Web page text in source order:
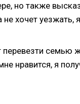
но также
хочет уезжать,
перевезти семью
нравится, я